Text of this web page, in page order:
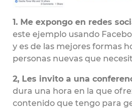
1. Me expongo en redes
este ejemplo usando
y es de las mejores formas
personas nuevas que
2, Les invito a una
dura una hora en la que
contenido que tengo para